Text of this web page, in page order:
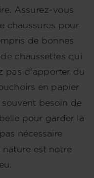
Assurez-vous
chaussures pour
de bonnes
chaussettes qui
pas d'apporter du
en papier
besoin de
pour garder la
nécessaire
est notre